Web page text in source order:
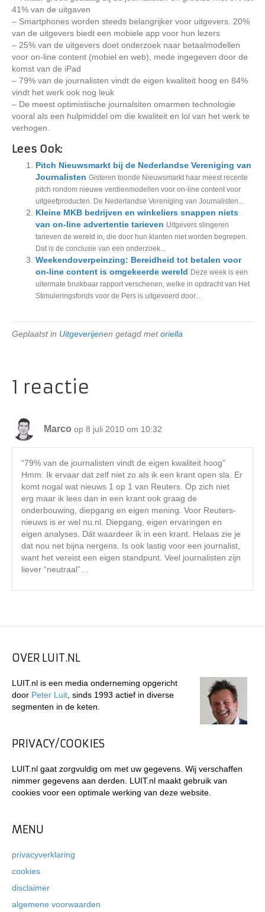
41% van de uitgaven
– Smartphones worden steeds belangrijker voor uitgevers. 20%
van de uitgevers biedt een mobiele app voor hun lezers
– 25% van de uitgevers doet onderzoek naar betaalmodellen
voor on-line content (mobiel en web), mede ingegeven door de
komst van de iPad
– 79% van de journalisten vindt de eigen kwaliteit hoog en 84%
vindt het werk ook nog leuk
– De meest optimistische journalsiten omarmen technologie
vooral als een hulpmiddel om die kwaliteit en lol van het werk te
verhogen.
Lees Ook:
Pitch Nieuwsmarkt bij de Nederlandse Vereniging van
Journalisten Gisteren toonde Nieuwsmarkt haar meest recente
pitch rondom nieuwe verdienmodellen voor on-line content voor
uitgeefproducten. De Nederlandse Vereniging van Journalisten...
Kleine MKB bedrijven en winkeliers snappen niets
van on-line advertentie tarieven Uitgevers slingeren
tarieven de wereld in, die door hun klanten niet worden begrepen.
Dat is de conclusie van een onderzoek...
Weekendoverpeinzing: Bereidheid tot betalen voor
on-line content is omgekeerde wereld Deze week is een
uitermate bruikbaar rapport verschenen, welke in opdracht van Het
Stimuleringsfonds voor de Pers is uitgevoerd door...
Geplaatst in Uitgeverijenen getagd metoriella
1 reactie
Marco op 8 juli 2010 om 10:32
“79% van de journalisten vindt de eigen kwaliteit hoog”
Hmm. Ik ervaar dat zelf niet zo als ik een krant open sla. Er
komt nogal wat nieuws 1 op 1 van Reuters. Op zich niet
erg maar ik lees dan in een krant ook graag de
onderbouwing, diepgang en eigen mening. Voor Reuters-
nieuws is er wel nu.nl. Diepgang, eigen ervaringen en
eigen analyses. Dát waardeer ik in een krant. Helaas zie je
dat nou net bijna nergens. Is ook lastig voor een journalist,
want het vereist een eigen standpunt. Veel journalisten zijn
liever “neutraal”…
OVER LUIT.NL
LUIT.nl is een media onderneming opgericht
door Peter Luit , sinds 1993 actief in diverse
segmenten in de keten.
PRIVACY/COOKIES
LUIT.nl gaat zorgvuldig om met uw gegevens. Wij verschaffen
nimmer gegevens aan derden. LUIT.nl maakt gebruik van
cookies voor een optimale werking van deze website.
MENU
privacyverklaring
cookies
disclaimer
algemene voorwaarden